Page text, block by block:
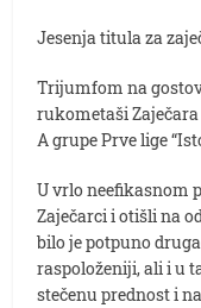
Jesenja titula za
Trijumfom na
rukometaši
A grupe Prve lige
U vrlo neefikasnom
Zaječarci i otišli na
bilo je potpuno
raspoloženiji, ali i u
stečenu prednost i